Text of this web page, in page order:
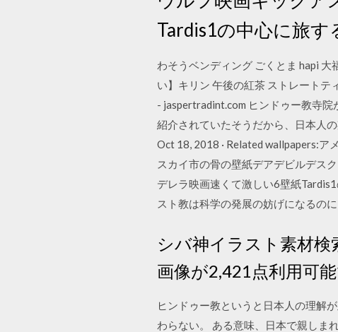
Tardis1の中心に旅す
わそうベンディング ごくとま hapi
い】キリン 午後の紅茶 ストレート
- jaspertradint.com ヒンドゥー教寺
紹介されていたそうだから、日本人
Oct 18, 2018 · Related wallpapers:
スカイ市の骨の壁紙デアデビルデス
デレラ映画速くて激しい6壁紙
スト教は科学の発展の妨げになるの
シバ神イラスト素材
画像が2,421点利用可
ヒンドゥー教というと日本人の理解
わらない。 ある意味、日本で親しま